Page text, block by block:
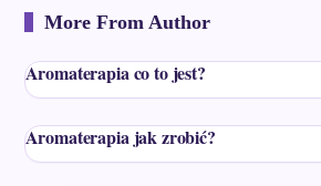
More From Author
Aromaterapia co to jest?
Aromaterapia jak zrobić?